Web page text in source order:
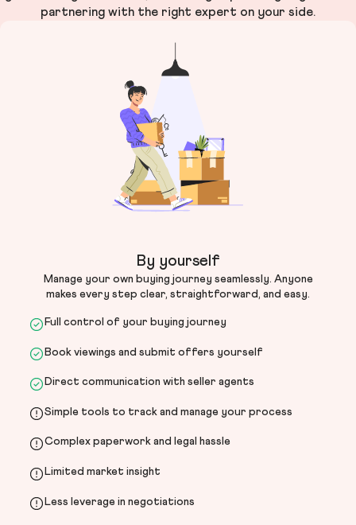
partnering with the right expert on your side.
By yourself
Manage your own buying journey seamlessly. Anyone
makes every step clear, straightforward, and easy.
Full control of your buying journey
Book viewings and submit offers yourself
Direct communication with seller agents
Simple tools to track and manage your process
Complex paperwork and legal hassle
Limited market insight
Less leverage in negotiations